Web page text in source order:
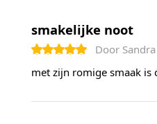
smakelijke noot
Door Sandra
met zijn romige smaak is